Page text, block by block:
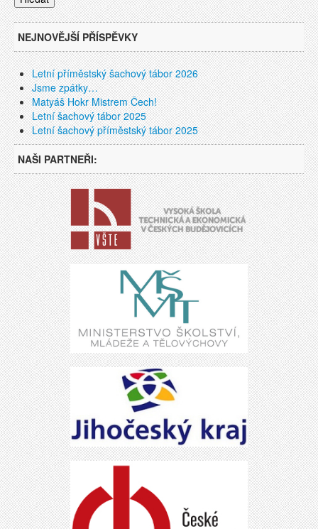
NEJNOVĚJŠÍ PŘÍSPĚVKY
Letní příměstský šachový tábor 2026
Jsme zpátky…
Matyáš Hokr Mistrem Čech!
Letní šachový tábor 2025
Letní šachový příměstský tábor 2025
NAŠI PARTNEŘI: